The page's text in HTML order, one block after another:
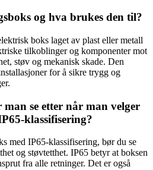
og hva brukes den til?
boks laget av plast eller metall
tilkoblinger og komponenter mot
støv og mekanisk skade. Den
for å sikre trygg og
se etter når man velger
klassifisering?
med IP65-klassifisering, bør du se
og støvtetthet. IP65 betyr at boksen
fra alle retninger. Det er også